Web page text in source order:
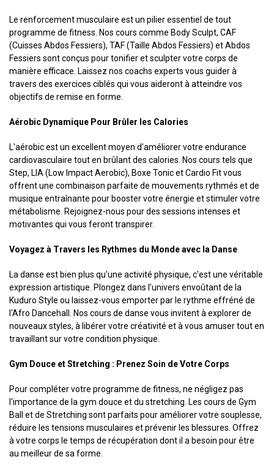
Le renforcement musculaire est un pilier essentiel de tout
programme de fitness. Nos cours comme Body Sculpt, CAF
(Cuisses Abdos Fessiers), TAF (Taille Abdos Fessiers) et Abdos
Fessiers sont conçus pour tonifier et sculpter votre corps de
manière efficace. Laissez nos coachs experts vous guider à
travers des exercices ciblés qui vous aideront à atteindre vos
objectifs de remise en forme.
Aérobic Dynamique Pour Brûler les Calories
L'aérobic est un excellent moyen d'améliorer votre endurance
cardiovasculaire tout en brûlant des calories. Nos cours tels que
Step, LIA (Low Impact Aerobic), Boxe Tonic et Cardio Fit vous
offrent une combinaison parfaite de mouvements rythmés et de
musique entraînante pour booster votre énergie et stimuler votre
métabolisme. Rejoignez-nous pour des sessions intenses et
motivantes qui vous feront transpirer.
Voyagez à Travers les Rythmes du Monde avec la Danse
La danse est bien plus qu'une activité physique, c'est une véritable
expression artistique. Plongez dans l'univers envoûtant de la
Kuduro Style ou laissez-vous emporter par le rythme effréné de
l'Afro Dancehall. Nos cours de danse vous invitent à explorer de
nouveaux styles, à libérer votre créativité et à vous amuser tout en
travaillant sur votre condition physique.
Gym Douce et Stretching : Prenez Soin de Votre Corps
Pour compléter votre programme de fitness, ne négligez pas
l'importance de la gym douce et du stretching. Les cours de Gym
Ball et de Stretching sont parfaits pour améliorer votre souplesse,
réduire les tensions musculaires et prévenir les blessures. Offrez
à votre corps le temps de récupération dont il a besoin pour être
au meilleur de sa forme.